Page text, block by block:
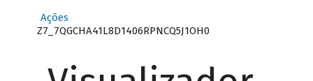
Ações
Z7_7QGCHA41L8D1406RPNCQ5J1OH0